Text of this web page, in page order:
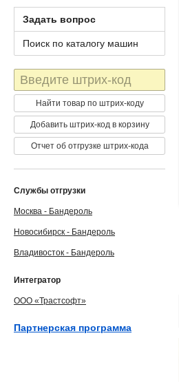
Задать вопрос
Поиск по каталогу машин
Штрих-
код
Найти товар по штрих-коду
Добавить штрих-код в корзину
Отчет об отгрузке штрих-кода
Службы отгрузки
Москва - Бандероль
Новосибирск - Бандероль
Владивосток - Бандероль
Интегратор
ООО «Трастсофт»
Партнерская программа